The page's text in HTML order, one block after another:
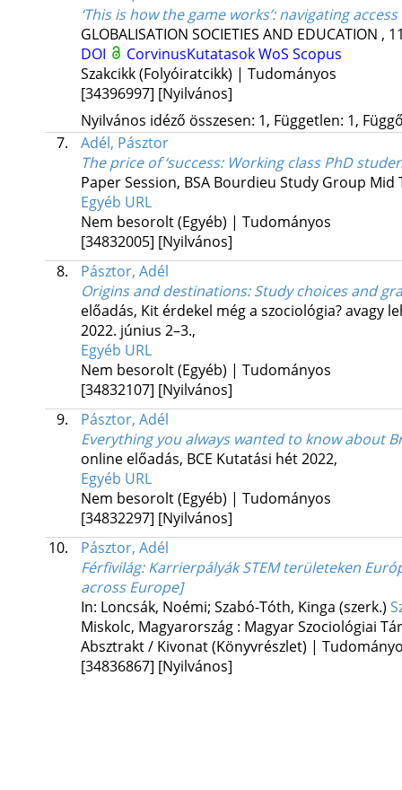
‘This is how the game works’: navigating
GLOBALISATION SOCIETIES AND EDUCATION ,
DOI
CorvinusKutatasokWoS Scopus
Szakcikk (Folyóiratcikk) | Tudományos
[34396997] [Nyilvános]
Nyilvános idéző összesen: 1, Független: 1,
7.
Adél, Pásztor
The price of ‘success: Working class PhD
Paper Session, BSA Bourdieu Study Group
Egyéb URL
Nem besorolt (Egyéb) | Tudományos
[34832005] [Nyilvános]
8.
Pásztor, Adél
Origins and destinations: Study choices and
előadás, Kit érdekel még a szociológia? avagy
2022. június 2–3.,
Egyéb URL
Nem besorolt (Egyéb) | Tudományos
[34832107] [Nyilvános]
9.
Pásztor, Adél
Everything you always wanted to know about
online előadás, BCE Kutatási hét 2022,
Egyéb URL
Nem besorolt (Egyéb) | Tudományos
[34832297] [Nyilvános]
10.
Pásztor, Adél
Férfivilág: Karrierpályák STEM területeken
across Europe]
In: Loncsák, Noémi; Szabó-Tóth, Kinga (szerk.)
Miskolc, Magyarország : Magyar Szociológiai
Absztrakt / Kivonat (Könyvrészlet) |
[34836867] [Nyilvános]